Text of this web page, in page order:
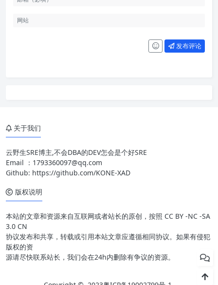
发布评论
关于我们
云野生SRE博主,不会DBA的DEV怎会是个好SRE
Email ： 1793360097@qq.com
Github: https://github.com/KONE-XAD
版权说明
本站的文章和资源来自互联网或者站长的原创，按照 CC BY -NC -SA
3.0 CN
协议发布和共享，转载或引用本站文章应遵循相同协议。如果有侵犯
版权的资
源请尽快联系站长，我们会在24h内删除有争议的资源。